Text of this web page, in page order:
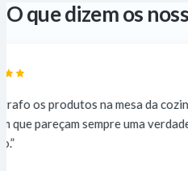
O que dizem os
mesa da cozinha. A Facelab
uma verdadeira foto de